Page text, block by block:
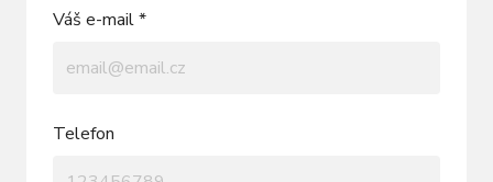
Váš e-mail *
Telefon